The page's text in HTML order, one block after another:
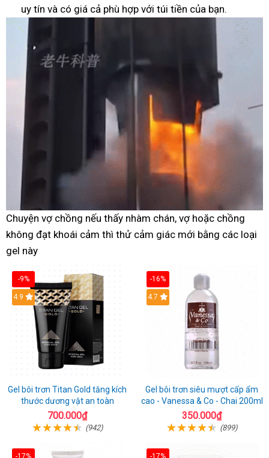
uy tín và có giá cả phù hợp với túi tiền của bạn.
Chuyện vợ chồng nếu thấy nhàm chán, vợ hoặc chồng
không đạt khoái cảm thì thử cảm giác mới bằng các loại
gel này
-9%
Hot
4.9
Gel bôi trơn Titan Gold tăng kích
thước dương vật an toàn
700.000₫
(942)
-16%
Hot
4.7
Gel bôi trơn siêu mượt cấp ẩm
cao - Vanessa & Co - Chai 200ml
350.000₫
(899)